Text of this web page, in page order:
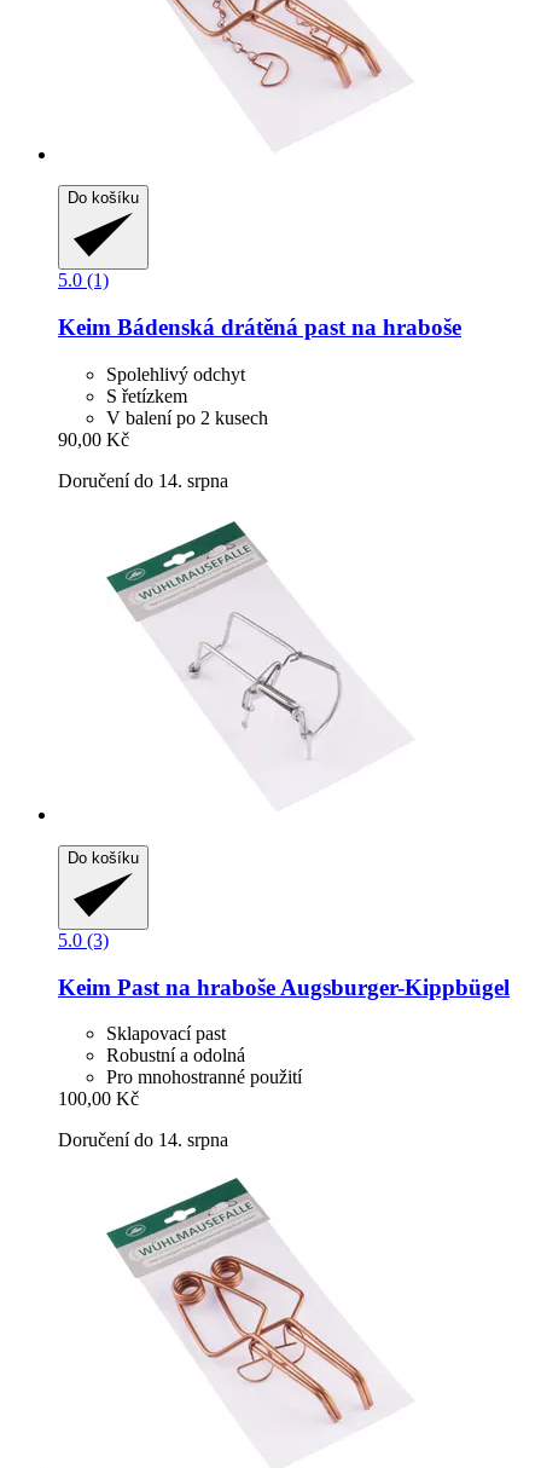
Do košíku
5.0 (1)
Keim Bádenská drátěná past na hraboše
Spolehlivý odchyt
S řetízkem
V balení po 2 kusech
90,00 Kč
Doručení do 14. srpna
Do košíku
5.0 (3)
Keim Past na hraboše Augsburger-​Kippbügel
Sklapovací past
Robustní a odolná
Pro mnohostranné použití
100,00 Kč
Doručení do 14. srpna